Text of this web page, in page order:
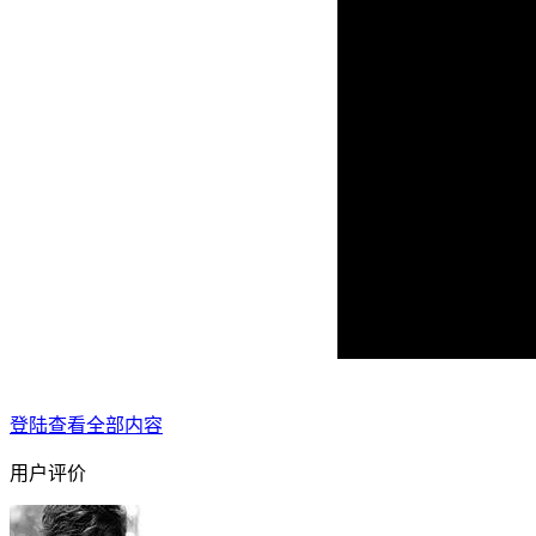
登陆查看全部内容
用户评价